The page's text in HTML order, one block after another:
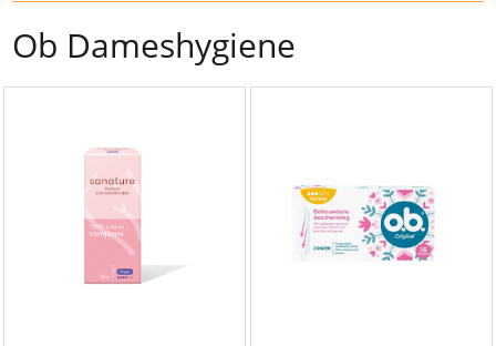
Ob Dameshygiene